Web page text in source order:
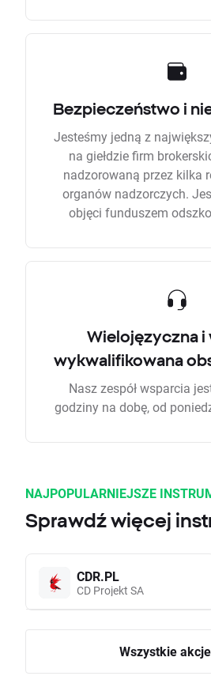
Bezpieczeństwo i
Jesteśmy jedną z
na giełdzie firm
nadzorowaną przez kilka
organów nadzorczych.
objęci funduszem
Wielojęzyczna i
wykwalifikowana
Nasz zespół wsparcia
godziny na dobę, od
NAJPOPULARNIEJSZE
Sprawdź więcej
CDR.PL
CD Projekt SA
Wszystkie akcje